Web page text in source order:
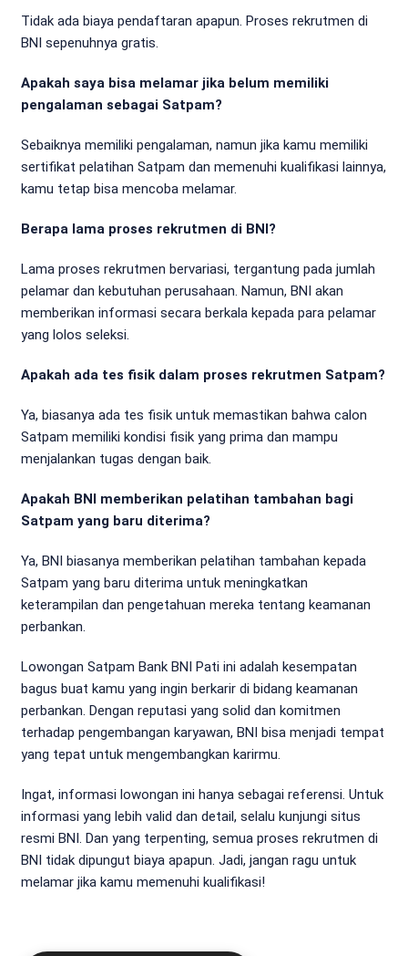
Tidak ada biaya pendaftaran apapun. Proses rekrutmen di
BNI sepenuhnya gratis.
Apakah saya bisa melamar jika belum memiliki
pengalaman sebagai Satpam?
Sebaiknya memiliki pengalaman, namun jika kamu memiliki
sertifikat pelatihan Satpam dan memenuhi kualifikasi lainnya,
kamu tetap bisa mencoba melamar.
Berapa lama proses rekrutmen di BNI?
Lama proses rekrutmen bervariasi, tergantung pada jumlah
pelamar dan kebutuhan perusahaan. Namun, BNI akan
memberikan informasi secara berkala kepada para pelamar
yang lolos seleksi.
Apakah ada tes fisik dalam proses rekrutmen Satpam?
Ya, biasanya ada tes fisik untuk memastikan bahwa calon
Satpam memiliki kondisi fisik yang prima dan mampu
menjalankan tugas dengan baik.
Apakah BNI memberikan pelatihan tambahan bagi
Satpam yang baru diterima?
Ya, BNI biasanya memberikan pelatihan tambahan kepada
Satpam yang baru diterima untuk meningkatkan
keterampilan dan pengetahuan mereka tentang keamanan
perbankan.
Lowongan Satpam Bank BNI Pati ini adalah kesempatan
bagus buat kamu yang ingin berkarir di bidang keamanan
perbankan. Dengan reputasi yang solid dan komitmen
terhadap pengembangan karyawan, BNI bisa menjadi tempat
yang tepat untuk mengembangkan karirmu.
Ingat, informasi lowongan ini hanya sebagai referensi. Untuk
informasi yang lebih valid dan detail, selalu kunjungi situs
resmi BNI. Dan yang terpenting, semua proses rekrutmen di
BNI tidak dipungut biaya apapun. Jadi, jangan ragu untuk
melamar jika kamu memenuhi kualifikasi!